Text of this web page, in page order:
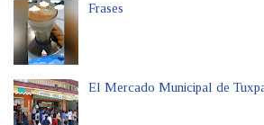
Frases
El Mercado Municipal de